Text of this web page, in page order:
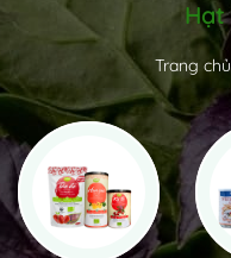
Hạt
Trang chủ